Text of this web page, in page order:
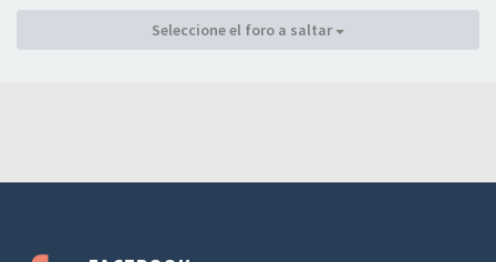
Seleccione el foro a saltar